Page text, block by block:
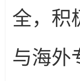
全，积
与海外